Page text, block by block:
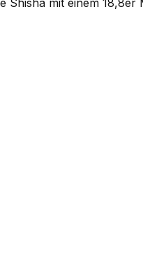
mit einem 18,8er